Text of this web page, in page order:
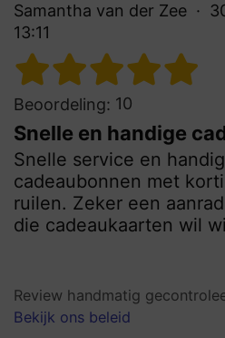
Samantha van der Zee
13:11
Beoordeling: 10
Snelle en handige
Snelle service en
cadeaubonnen met
ruilen. Zeker een
die cadeaukaarten wil
Review handmatig
Bekijk ons beleid